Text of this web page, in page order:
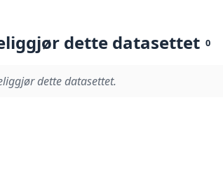
dette datasettet 0
dette datasettet.